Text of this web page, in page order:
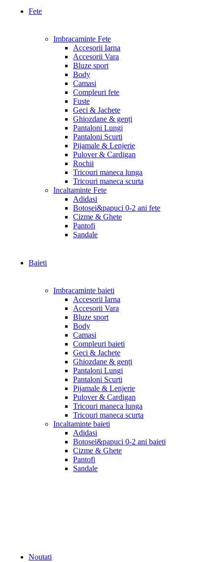
Fete
Imbracaminte Fete
Accesorii Iarna
Accesorii Vara
Bluze sport
Body
Camasi
Compleuri fete
Fuste
Geci & Jachete
Ghiozdane & genți
Pantaloni Lungi
Pantaloni Scurti
Pijamale & Lenjerie
Pulover & Cardigan
Rochii
Tricouri maneca lunga
Tricouri maneca scurta
Incaltaminte Fete
Adidasi
Botosei&papuci 0-2 ani fete
Cizme & Ghete
Pantofi
Sandale
Baieti
Imbracaminte baieti
Accesorii Iarna
Accesorii Vara
Bluze sport
Body
Camasi
Compleuri baieti
Geci & Jachete
Ghiozdane & genți
Pantaloni Lungi
Pantaloni Scurti
Pijamale & Lenjerie
Pulover & Cardigan
Tricouri maneca lunga
Tricouri maneca scurta
Incaltaminte baieti
Adidasi
Botosei&papuci 0-2 ani baieti
Cizme & Ghete
Pantofi
Sandale
Noutati